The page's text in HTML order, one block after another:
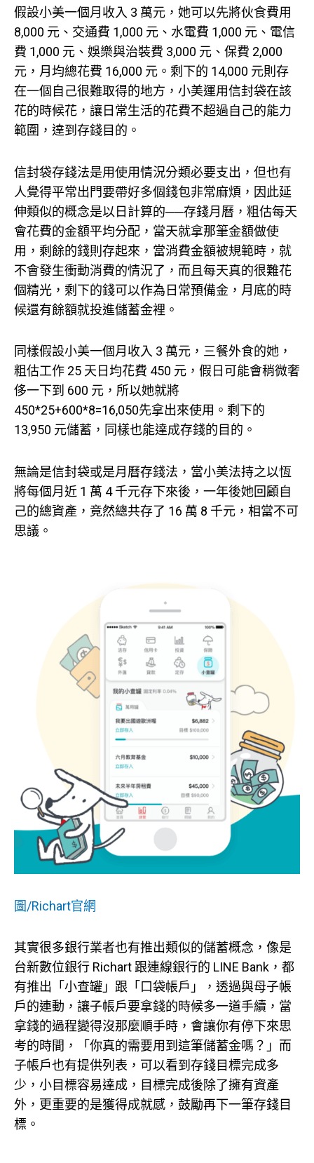
假設小美一個月收入 3 萬元，她可以先將伙食費用
8,000 元、交通費 1,000 元、水電費 1,000 元、電信
費 1,000 元、娛樂與治裝費 3,000 元、保費 2,000
元，月均總花費 16,000 元。剩下的 14,000 元則存
在一個自己很難取得的地方，小美運用信封袋在該
花的時候花，讓日常生活的花費不超過自己的能力
範圍，達到存錢目的。
信封袋存錢法是用使用情況分類必要支出，但也有
人覺得平常出門要帶好多個錢包非常麻煩，因此延
伸類似的概念是以日計算的──存錢月曆，粗估每天
會花費的金額平均分配，當天就拿那筆金額做使
用，剩餘的錢則存起來，當消費金額被規範時，就
不會發生衝動消費的情況了，而且每天真的很難花
個精光，剩下的錢可以作為日常預備金，月底的時
候還有餘額就投進儲蓄金裡。
同樣假設小美一個月收入 3 萬元，三餐外食的她，
粗估工作 25 天日均花費 450 元，假日可能會稍微奢
侈一下到 600 元，所以她就將
450*25+600*8=16,050先拿出來使用。剩下的
13,950 元儲蓄，同樣也能達成存錢的目的。
無論是信封袋或是月曆存錢法，當小美法持之以恆
將每個月近 1 萬 4 千元存下來後，一年後她回顧自
己的總資產，竟然總共存了 16 萬 8 千元，相當不可
思議。
圖/Richart官網
其實很多銀行業者也有推出類似的儲蓄概念，像是
台新數位銀行 Richart 跟連線銀行的 LINE Bank，都
有推出「小查罐」跟「口袋帳戶」，透過與母子帳
戶的連動，讓子帳戶要拿錢的時候多一道手續，當
拿錢的過程變得沒那麼順手時，會讓你有停下來思
考的時間，「你真的需要用到這筆儲蓄金嗎？」而
子帳戶也有提供列表，可以看到存錢目標完成多
少，小目標容易達成，目標完成後除了擁有資產
外，更重要的是獲得成就感，鼓勵再下一筆存錢目
標。